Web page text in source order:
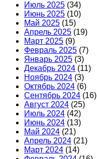
Июль 2025 (34)
Июнь 2025 (10)
Май 2025 (15)
Апрель 2025 (19)
Март 2025 (9)
Февраль 2025 (7)
Январь 2025 (3)
Декабрь 2024 (11)
Ноябрь 2024 (3)
Октябрь 2024 (6)
Сентябрь 2024 (16)
Август 2024 (25)
Июль 2024 (42)
Июнь 2024 (13)
Май 2024 (21)
Апрель 2024 (21)
Март 2024 (14)